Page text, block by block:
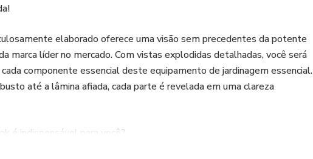
elaborado oferece uma visão sem precedentes da potente
marca líder no mercado. Com vistas explodidas detalhadas, você será
componente essencial deste equipamento de jardinagem essencial.
até a lâmina afiada, cada parte é revelada em uma clareza
é indispensável para você?